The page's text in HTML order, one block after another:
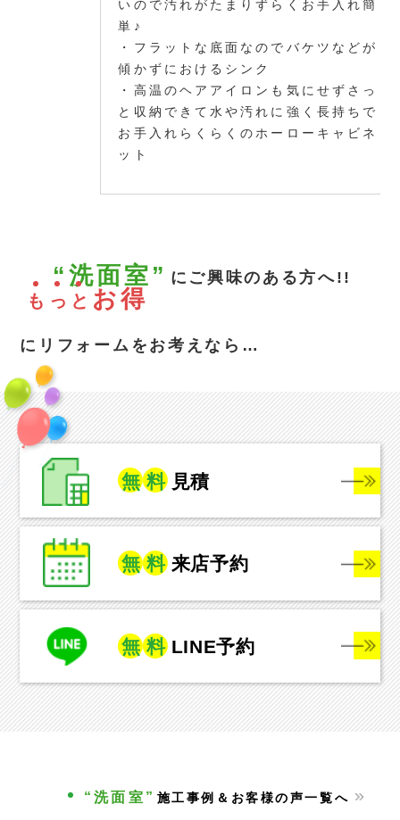
いので汚れがたまりずらくお手入れ簡
単♪
・フラットな底面なのでバケツなどが
傾かずにおけるシンク
・高温のヘアアイロンも気にせずさっ
と収納できて水や汚れに強く長持ちで
お手入れらくらくのホーローキャビネ
ット
“洗面室” にご興味のある方へ!!
も っ と お得
にリフォームをお考えなら…
無 料 見積
無 料 来店予約
無 料 LINE予約
“洗面室” 施工事例＆お客様の声一覧へ